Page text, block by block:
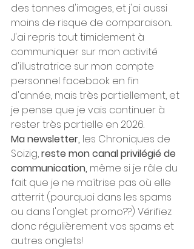
des tonnes d'images, et j'ai aussi
moins de risque de comparaison...
J'ai repris tout timidement à
communiquer sur mon activité
d'illustratrice sur mon compte
personnel facebook en fin
d'année, mais très partiellement, et
je pense que je vais continuer à
rester très partielle en 2026.
Ma newsletter, les Chroniques de
Soizig, reste mon canal privilégié de
communication, même si je râle du
fait que je ne maîtrise pas où elle
atterrit (pourquoi dans les spams
ou dans l'onglet promo??) Vérifiez
donc régulièrement vos spams et
autres onglets!